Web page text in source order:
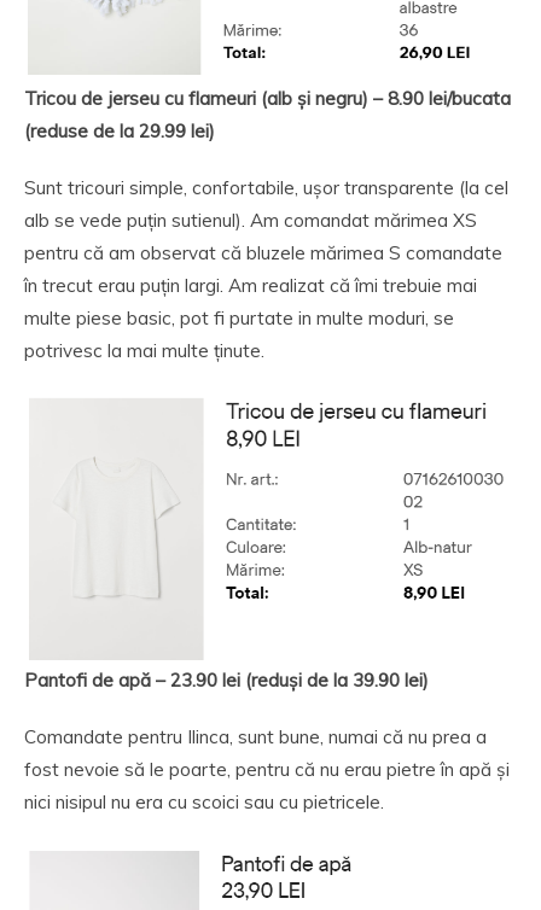
Tricou de jerseu cu flameuri (alb și negru) – 8.90 lei/bucata
(reduse de la 29.99 lei)
Sunt tricouri simple, confortabile, ușor transparente (la cel
alb se vede puțin sutienul). Am comandat mărimea XS
pentru că am observat că bluzele mărimea S comandate
în trecut erau puțin largi. Am realizat că îmi trebuie mai
multe piese basic, pot fi purtate in multe moduri, se
potrivesc la mai multe ținute.
Pantofi de apă – 23.90 lei (reduși de la 39.90 lei)
Comandate pentru Ilinca, sunt bune, numai că nu prea a
fost nevoie să le poarte, pentru că nu erau pietre în apă și
nici nisipul nu era cu scoici sau cu pietricele.